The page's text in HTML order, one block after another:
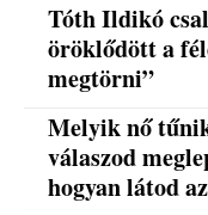
Tóth Ildikó
öröklődött a
megtörni”
Melyik nő
válaszod
hogyan látod